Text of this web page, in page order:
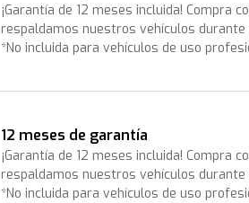
¡Garantía de 12 meses incluida! Compra
respaldamos nuestros vehículos durante
*No incluida para vehículos de uso
12 meses de garantía
¡Garantía de 12 meses incluida! Compra
respaldamos nuestros vehículos durante
*No incluida para vehículos de uso